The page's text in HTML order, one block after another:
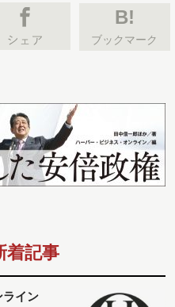
B!
ブックマーク
着記事
ライン